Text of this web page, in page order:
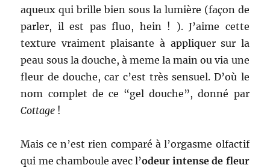
aqueux qui brille bien sous la lumière (façon de
parler, il est pas fluo, hein ! ). J’aime cette
texture vraiment plaisante à appliquer sur la
peau sous la douche, à meme la main ou via une
fleur de douche, car c’est très sensuel. D’où le
nom complet de ce “gel douche”, donné par
Cottage !
Mais ce n’est rien comparé à l’orgasme olfactif
qui me chamboule avec l’odeur intense de fleur